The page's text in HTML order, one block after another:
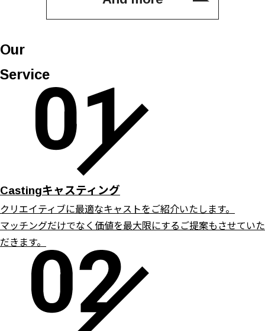
Our
Service
Castingキャスティング
クリエイティブに最適なキャストをご紹介いたします。
マッチングだけでなく価値を最大限にするご提案もさせていた
だきます。